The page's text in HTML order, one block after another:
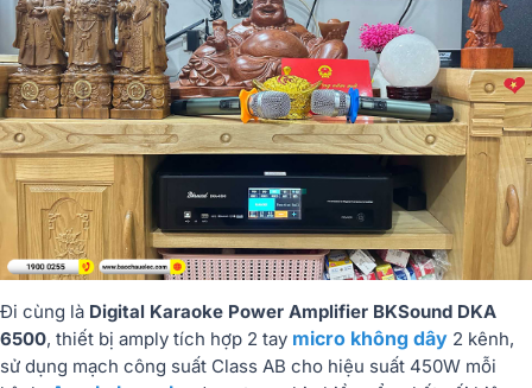
Đi cùng là Digital Karaoke Power Amplifier BKSound DKA
6500, thiết bị amply tích hợp 2 tay micro không dây 2 kênh,
sử dụng mạch công suất Class AB cho hiệu suất 450W mỗi